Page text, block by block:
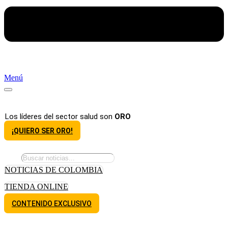
Menú
Los líderes del sector salud son ORO
¡QUIERO SER ORO!
NOTICIAS DE COLOMBIA
TIENDA ONLINE
CONTENIDO EXCLUSIVO